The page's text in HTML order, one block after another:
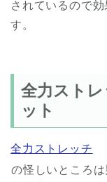
されているので
す。
全力スト
ット
全力ストレッチ
の怪しいところ